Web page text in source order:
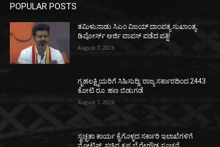
POPULAR POSTS
ತಮಿಳುನಾಡು ಸಿಎಂ ವಿಜಯ್‌ ದಾಂಪತ್ಯ ಸುಖಾಂತ್ಯ:
ಡಿವೋರ್ಸ್‌ ಅರ್ಜಿ ವಾಪಸ್‌ ಪಡೆದ ಪತ್ನಿ!
August 7, 2026
ಗೃಹಲಕ್ಷ್ಮಿಯರಿಗೆ ಸಿಹಿಸುದ್ದಿ: ರಾಜ್ಯ ಸರ್ಕಾರದಿಂದ 2443
ಕೋಟಿ ರೂ. ಹಣ ಬಿಡುಗಡೆ
August 7, 2026
ಸ್ವಚ್ಛತಾ ಕಾರ್ಯ ಕೈಗೊಳ್ಳದ ಸರ್ಕಾರಿ ಇಲಾಖೆಗಳಿಗೆ